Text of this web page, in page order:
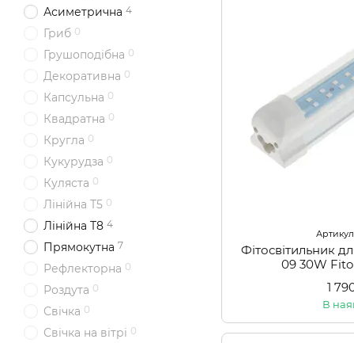
Фітосвітильник
09 30W
1
В
Асиметрична 4
Гриб 0
Грушоподібна 0
Декоративна 0
Капсульна 0
Квадратна 0
Кругла 0
Кукурудза 0
Куляста 0
Лінійна T5 0
Лінійна T8 4
Прямокутна 7
Рефлекторна 0
Роздута 0
Свічка 0
Свічка на вітрі 0